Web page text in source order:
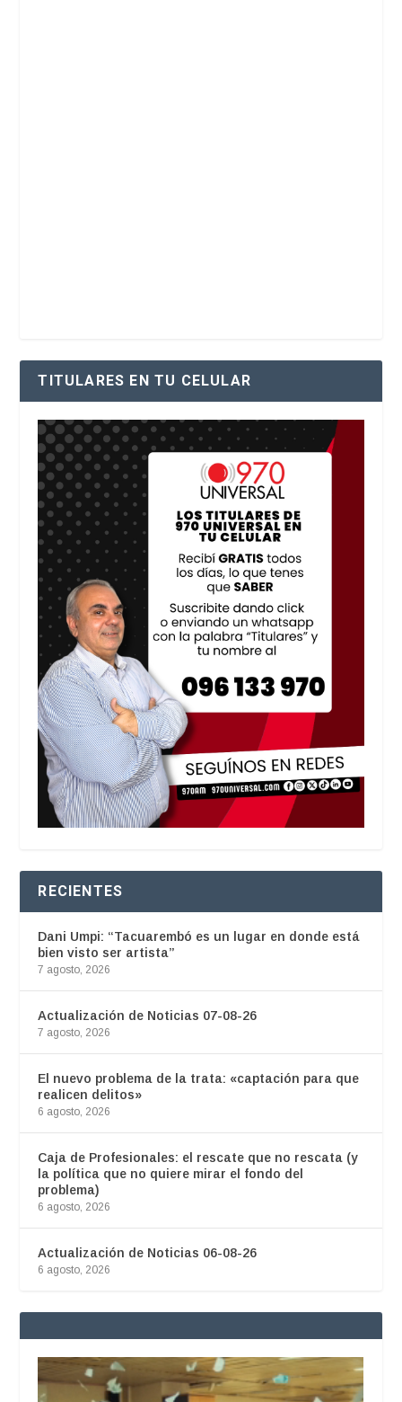
TITULARES EN TU CELULAR
RECIENTES
Dani Umpi: “Tacuarembó es un lugar en donde está
bien visto ser artista”
7 agosto, 2026
Actualización de Noticias 07-08-26
7 agosto, 2026
El nuevo problema de la trata: «captación para que
realicen delitos»
6 agosto, 2026
Caja de Profesionales: el rescate que no rescata (y
la política que no quiere mirar el fondo del
problema)
6 agosto, 2026
Actualización de Noticias 06-08-26
6 agosto, 2026